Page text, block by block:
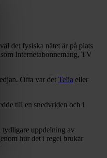
det fysiska nätet är på plats
Internetabonnemang, TV
Ofta var det Telia eller
till en snedvriden och i
tydligare uppdelning av
hur det i regel brukar